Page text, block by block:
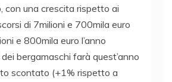
con una crescita rispetto ai
di 7milioni e 700mila euro
e 800mila euro l’anno
bergamaschi farà quest’anno
scontato (+1% rispetto a